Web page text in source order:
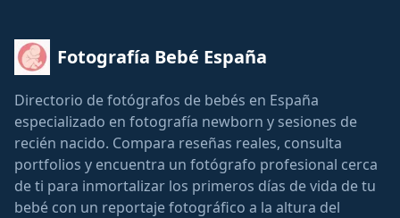
Fotografía Bebé España
Directorio de fotógrafos de bebés en España
especializado en fotografía newborn y sesiones de
recién nacido. Compara reseñas reales, consulta
portfolios y encuentra un fotógrafo profesional cerca
de ti para inmortalizar los primeros días de vida de tu
bebé con un reportaje fotográfico a la altura del